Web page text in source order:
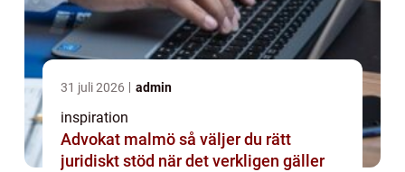
31 juli 2026 admin
inspiration
Advokat malmö så väljer du rätt
juridiskt stöd när det verkligen gäller